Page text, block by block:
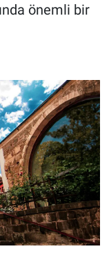
önemli bir